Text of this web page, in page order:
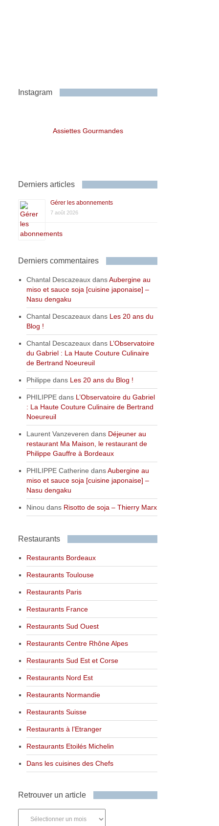
Instagram
Assiettes Gourmandes
Derniers articles
Gérer les abonnements
7 août 2026
Derniers commentaires
Chantal Descazeaux dansAubergine au
miso et sauce soja [cuisine japonaise] –
Nasu dengaku
Chantal Descazeaux dans Les 20 ans du
Blog !
Chantal Descazeaux dans L’Observatoire
du Gabriel : La Haute Couture Culinaire
de Bertrand Noeureuil
Philippe dans Les 20 ans du Blog !
PHILIPPE dans L’Observatoire du Gabriel
: La Haute Couture Culinaire de Bertrand
Noeureuil
Laurent Vanzeveren dans Déjeuner au
restaurant Ma Maison, le restaurant de
Philippe Gauffre à Bordeaux
PHILIPPE Catherine dansAubergine au
miso et sauce soja [cuisine japonaise] –
Nasu dengaku
Ninou dans Risotto de soja – Thierry Marx
Restaurants
Restaurants Bordeaux
Restaurants Toulouse
Restaurants Paris
Restaurants France
Restaurants Sud Ouest
Restaurants Centre Rhône Alpes
Restaurants Sud Est et Corse
Restaurants Nord Est
Restaurants Normandie
Restaurants Suisse
Restaurants à l’Etranger
Restaurants Etoilés Michelin
Dans les cuisines des Chefs
Retrouver un article